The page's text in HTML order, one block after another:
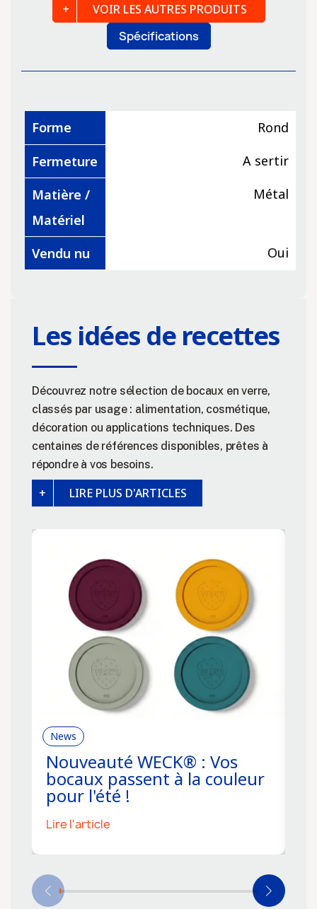
Spécifications
VOIR LES AUTRES PRODUITS
Forme
Rond
Fermeture
A sertir
Matière /
Matériel
Métal
Vendu nu Oui
Les idées de recettes
Découvrez notre sélection de bocaux en verre,
classés par usage : alimentation, cosmétique,
décoration ou applications techniques. Des
centaines de références disponibles, prêtes à
répondre à vos besoins.
LIRE PLUS D'ARTICLES
News
Nouveauté WECK® : Vos
bocaux passent à la couleur
pour l'été !
Lire l'article